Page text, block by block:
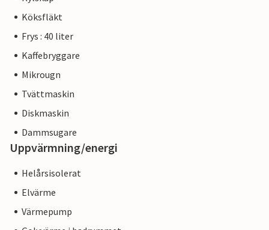
Köksfläkt
Frys : 40 liter
Kaffebryggare
Mikrougn
Tvättmaskin
Diskmaskin
Dammsugare
Uppvärmning/energi
Helårsisolerat
Elvärme
Värmepump